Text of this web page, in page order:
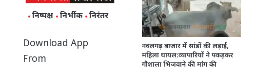
निष्पक्ष निर्भीक निरंतर
Download App
From
नवलगढ़ बाजार में सांडों की लड़ाई,
महिला घायल:व्यापारियों ने पकड़कर
गौशाला भिजवाने की मांग की